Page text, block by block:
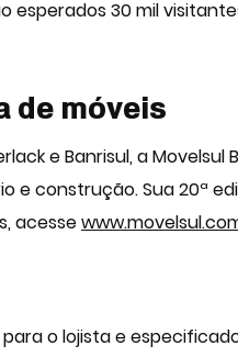
30 mil
de móveis
e Banrisul, a Movelsul
e construção. Sua 20ª
acesse
o lojista e